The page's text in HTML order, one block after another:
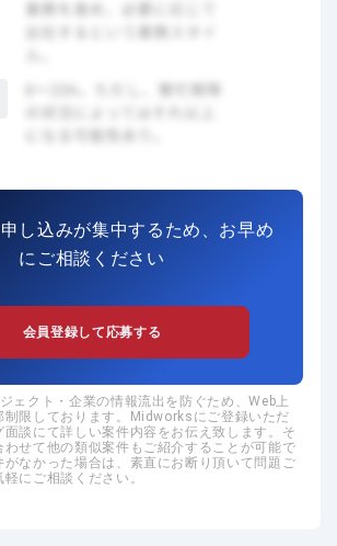
し込みが集中するため、お早め
にご相談ください
会員登録して応募する
ェクト・企業の情報流出を防ぐため、Web上
制限しております。Midworksにご登録いただ
面談にて詳しい案件内容をお伝え致します。そ
わせて他の類似案件もご紹介することが可能で
がなかった場合は、素直にお断り頂いて問題ご
にご相談ください。